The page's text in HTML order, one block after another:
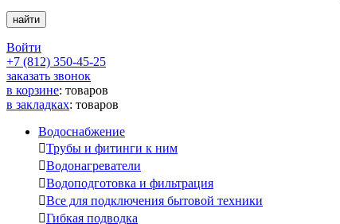
Войти
+7 (812) 350-45-25
заказать звонок
в корзине: товаров
в закладках: товаров
Водоснабжение
Трубы и фитинги к ним
Водонагреватели
Водоподготовка и фильтрация
Все для подключения бытовой техники
Гибкая подводка